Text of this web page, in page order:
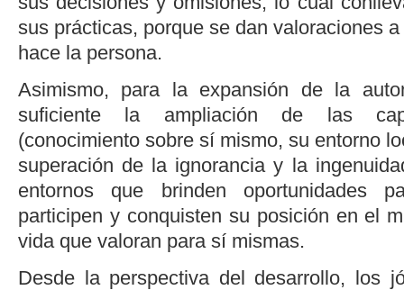
sus prácticas, porque se dan valoraciones
hace la persona.
Asimismo, para la expansión de la
suficiente la ampliación de las
(conocimiento sobre sí mismo, su entorno
superación de la ignorancia y la
entornos que brinden oportunidades
participen y conquisten su posición en el
vida que valoran para sí mismas.
Desde la perspectiva del desarrollo, los